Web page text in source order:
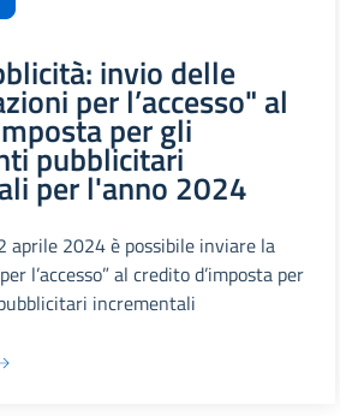
invio delle
per l’accesso" al
per gli
pubblicitari
per l'anno 2024
aprile 2024 è possibile inviare la
l’accesso” al credito d’imposta per
incrementali